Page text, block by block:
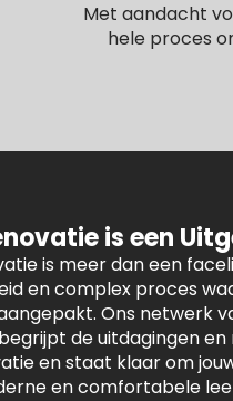
Met aandacht
hele proces
is een
is meer dan een
en complex proces
Ons netwerk
de uitdagingen
en staat klaar om
en comfortabele